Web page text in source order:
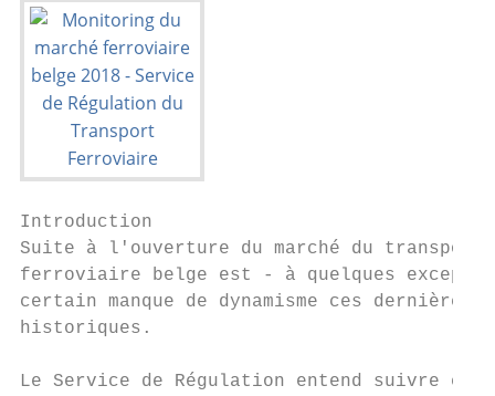
Introduction
Suite à l'ouverture du marché du
ferroviaire belge est - à quelques
certain manque de dynamisme ces
historiques.
Le Service de Régulation entend suivre